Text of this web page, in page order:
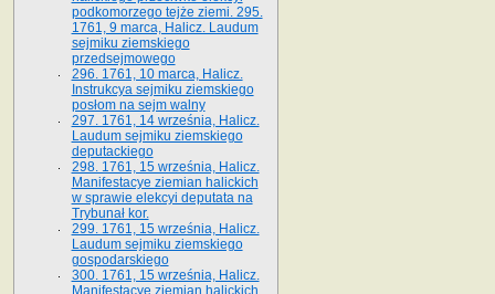
podkomorzego tejże ziemi. 295.
1761, 9 marca, Halicz. Laudum
sejmiku ziemskiego
przedsejmowego
296. 1761, 10 marca, Halicz.
Instrukcya sejmiku ziemskiego
posłom na sejm walny
297. 1761, 14 września, Halicz.
Laudum sejmiku ziemskiego
deputackiego
298. 1761, 15 września, Halicz.
Manifestacye ziemian halickich
w sprawie elekcyi deputata na
Trybunał kor.
299. 1761, 15 września, Halicz.
Laudum sejmiku ziemskiego
gospodarskiego
300. 1761, 15 września, Halicz.
Manifestacye ziemian halickich